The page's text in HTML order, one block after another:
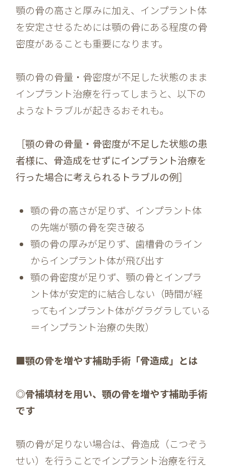
顎の骨の高さと厚みに加え、インプラント体
を安定させるためには顎の骨にある程度の骨
密度があることも重要になります。
顎の骨の骨量・骨密度が不足した状態のまま
インプラント治療を行ってしまうと、以下の
ようなトラブルが起きるおそれも。
［顎の骨の骨量・骨密度が不足した状態の患
者様に、骨造成をせずにインプラント治療を
行った場合に考えられるトラブルの例］
顎の骨の高さが足りず、インプラント体
の先端が顎の骨を突き破る
顎の骨の厚みが足りず、歯槽骨のライン
からインプラント体が飛び出す
顎の骨密度が足りず、顎の骨とインプラ
ント体が安定的に結合しない（時間が経
ってもインプラント体がグラグラしている
＝インプラント治療の失敗）
■顎の骨を増やす補助手術「骨造成」とは
◎骨補填材を用い、顎の骨を増やす補助手術
です
顎の骨が足りない場合は、骨造成（こつぞう
せい）を行うことでインプラント治療を行え